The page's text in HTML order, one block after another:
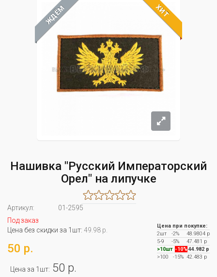
ЖДЁМ ХИТ
Нашивка "Русский Императорский
Орел" на липучке
Артикул:
01-2595
Под заказ
Цена без скидки за 1шт: 49.98 р.
50 р.
Цена за 1шт: 50 р.
Цена при покупке:
2шт
-2%
48.9804 р
5-9
-5%
47.481 р
>10шт -10% 44.982 р
>100
-15% 42.483 р